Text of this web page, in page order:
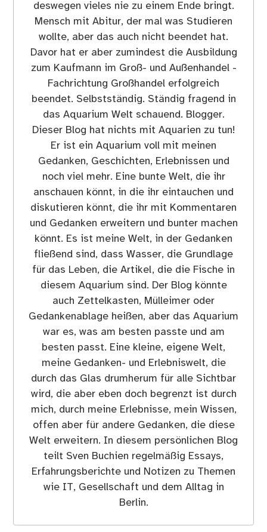
deswegen vieles nie zu einem Ende bringt.
Mensch mit Abitur, der mal was Studieren
wollte, aber das auch nicht beendet hat.
Davor hat er aber zumindest die Ausbildung
zum Kaufmann im Groß- und Außenhandel -
Fachrichtung Großhandel erfolgreich
beendet. Selbstständig. Ständig fragend in
das Aquarium Welt schauend. Blogger.
Dieser Blog hat nichts mit Aquarien zu tun!
Er ist ein Aquarium voll mit meinen
Gedanken, Geschichten, Erlebnissen und
noch viel mehr. Eine bunte Welt, die ihr
anschauen könnt, in die ihr eintauchen und
diskutieren könnt, die ihr mit Kommentaren
und Gedanken erweitern und bunter machen
könnt. Es ist meine Welt, in der Gedanken
fließend sind, dass Wasser, die Grundlage
für das Leben, die Artikel, die die Fische in
diesem Aquarium sind. Der Blog könnte
auch Zettelkasten, Mülleimer oder
Gedankenablage heißen, aber das Aquarium
war es, was am besten passte und am
besten passt. Eine kleine, eigene Welt,
meine Gedanken- und Erlebniswelt, die
durch das Glas drumherum für alle Sichtbar
wird, die aber eben doch begrenzt ist durch
mich, durch meine Erlebnisse, mein Wissen,
offen aber für andere Gedanken, die diese
Welt erweitern. In diesem persönlichen Blog
teilt Sven Buchien regelmäßig Essays,
Erfahrungsberichte und Notizen zu Themen
wie IT, Gesellschaft und dem Alltag in
Berlin.